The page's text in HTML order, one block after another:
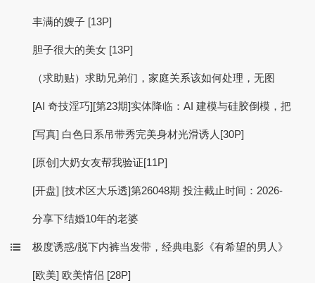
丰满的嫂子 [13P]
胆子很大的美女 [13P]
（求助贴）求助兄弟们，家庭关系该如何处理，无图
[AI 奇技淫巧][第23期]实体降临：AI 建模与硅胶倒模，把
[写真] 白色日系吊带秀完美身材光滑诱人[30P]
[原创]大奶女友帮我验证[11P]
[开盘] [技术区大乐透]第26048期 投注截止时间：2026-
分享下结婚10年的老婆
极度诱惑/脱下内裤当发带，经典电影《有希望的男人》
[欧美] 欧美情侣 [28P]